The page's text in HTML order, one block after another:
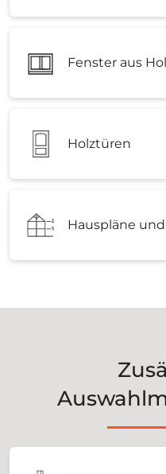
Fenster aus
Holztüren
Hauspläne